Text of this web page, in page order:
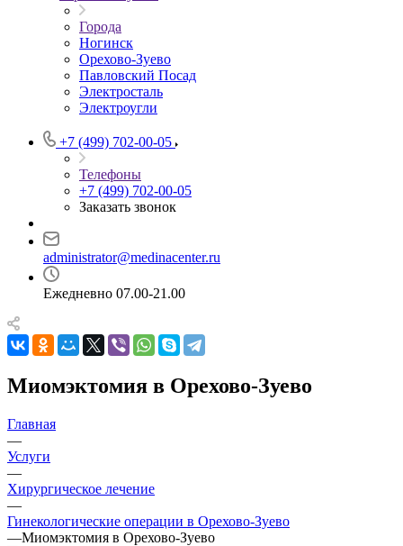
Города
Ногинск
Орехово-Зуево
Павловский Посад
Электросталь
Электроугли
+7 (499) 702-00-05
Телефоны
+7 (499) 702-00-05
Заказать звонок
administrator@medinacenter.ru
Ежедневно 07.00-21.00
Миомэктомия в Орехово-Зуево
Главная
—
Услуги
—
Хирургическое лечение
—
Гинекологические операции в Орехово-Зуево
—Миомэктомия в Орехово-Зуево